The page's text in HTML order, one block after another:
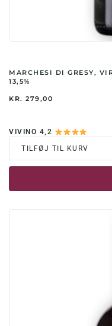
MARCHESI DI GRESY,
13,5%
KR. 279,00
VIVINO 4,2
TILFØJ TIL KURV